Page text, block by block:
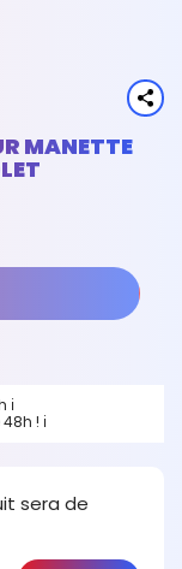
MANETTE
ℹ
! ℹ
sera de